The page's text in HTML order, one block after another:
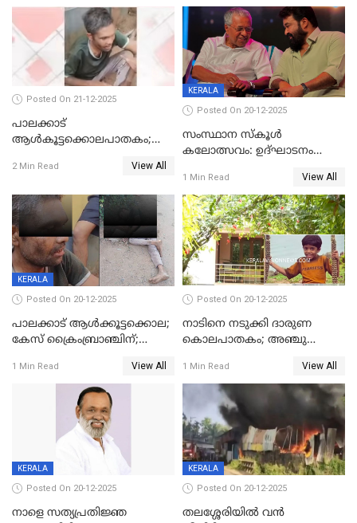
ശബരീ നന്ദനം
Posted On 21-12-2025
പാലക്കാട്‌
ആൾകൂട്ടക്കൊലപാതകം;
ഊർജ്ജിതമാക്കിമാക്കി
2 Min Read View All
KERALA
Posted On 20-12-2025
സംസ്ഥാന സ്കൂൾ
കലോത്സവം: ഉദ്ഘാടനം
മുഖ്യാതിഥിയായി
മോഹൻലാൽ
1 Min Read View All
KERALA
Posted On 20-12-2025
പാലക്കാട് ആൾക്കൂട്ടക്കൊല;
കേസ് ക്രൈംബ്രാഞ്ചിന്;
അന്വേഷിക്കും
1 Min Read View All
Posted On 20-12-2025
നാടിനെ നടുക്കി ദാരുണ
കൊലപാതകം; അഞ്ചു
കഴുത്തുഞെരിച്ച് കൊന്നു
1 Min Read View All
KERALA
Posted On 20-12-2025
നാളെ സത്യപ്രതിജ്ഞ
KERALA
Posted On 20-12-2025
തലശ്ശേരിയിൽ വൻ